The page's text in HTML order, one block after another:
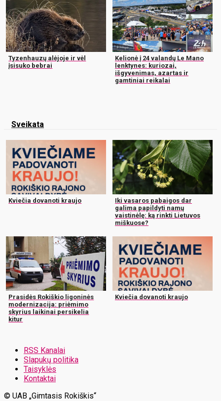
Tyzenhauzų alėjoje ir vėl
įsisuko bebrai
Kelionė į 24 valandų Le Mano
lenktynes: kuriozai,
išgyvenimas, azartas ir
gamtiniai reikalai
Sveikata
Kviečia dovanoti kraujo
Iki vasaros pabaigos dar
galima papildyti namų
vaistinėlę: ką rinkti Lietuvos
miškuose?
Prasidės Rokiškio ligoninės
modernizacija: priėmimo
skyrius laikinai persikelia
kitur
Kviečia dovanoti kraujo
RSS Kanalai
Slapukų politika
Taisyklės
Kontaktai
© UAB „Gimtasis Rokiškis“